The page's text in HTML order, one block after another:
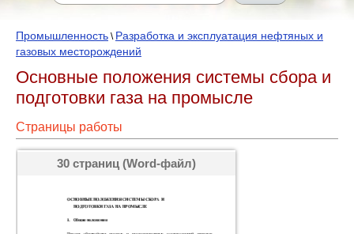
Промышленность \ Разработка и эксплуатация нефтяных и
газовых месторождений
Основные положения системы сбора и
подготовки газа на промысле
Страницы работы
30 страниц (Word-файл)